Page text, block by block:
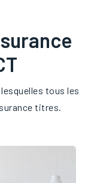
tous les
titres.